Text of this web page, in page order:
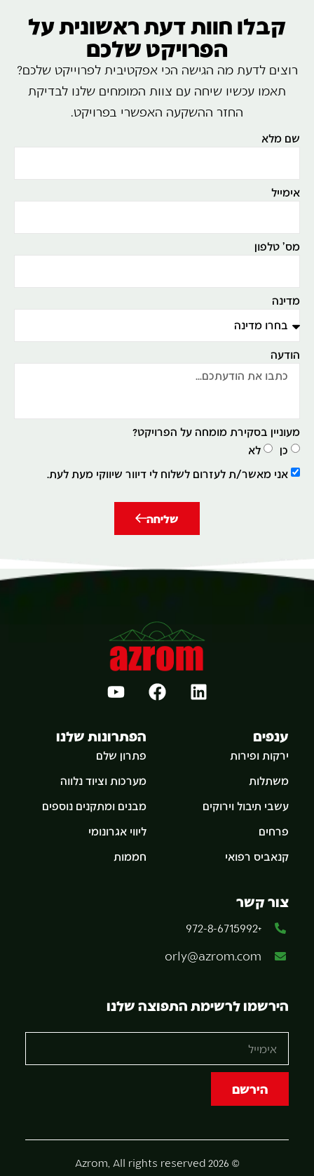
קבלו חוות דעת ראשונית על
הפרויקט שלכם
רוצים לדעת מה הגישה הכי אפקטיבית לפרוייקט שלכם?
תאמו עכשיו שיחה עם צוות המומחים שלנו לבדיקת
החזר ההשקעה האפשרי בפרויקט.
שם מלא
אימייל
מס' טלפון
מדינה
הודעה
מעוניין בסקירת מומחה על הפרויקט?
כן
לא
אני מאשר/ת לעזרום לשלוח לי דיוור שיווקי מעת לעת.
שליחה
ענפים
ירקות ופירות
משתלות
עשבי תיבול וירוקים
פרחים
קנאביס רפואי
הפתרונות שלנו
פתרון שלם
מערכות וציוד נלווה
מבנים ומתקנים נוספים
ליווי אגרונומי
חממות
הירשמו לרשימת התפוצה שלנו
הירשם
צור קשר
+972-8-6715992
orly@azrom.com
© 2026 Azrom, All rights reserved